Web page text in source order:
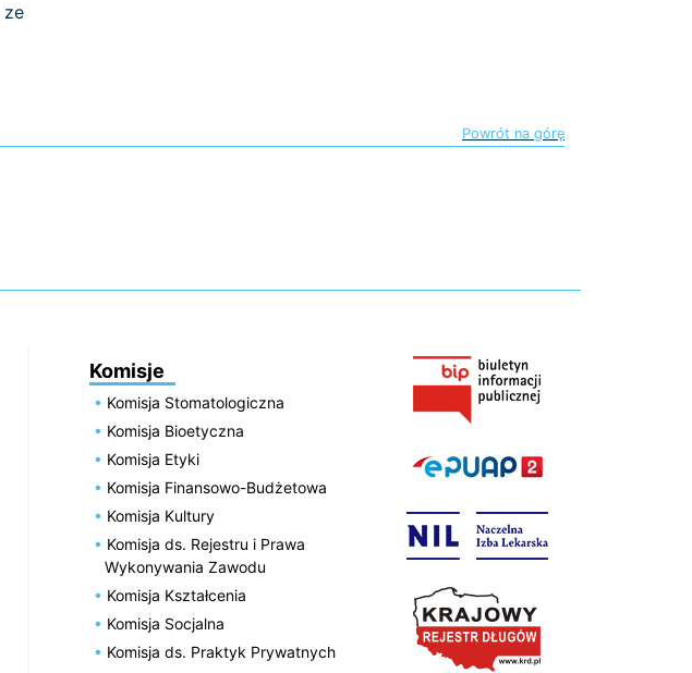
ze
Powrót na górę
Komisje
Komisja Stomatologiczna
Komisja Bioetyczna
Komisja Etyki
Komisja Finansowo-Budżetowa
Komisja Kultury
Komisja ds. Rejestru i Prawa
Wykonywania Zawodu
Komisja Kształcenia
Komisja Socjalna
Komisja ds. Praktyk Prywatnych